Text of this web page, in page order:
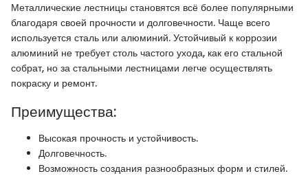
Металлические лестницы становятся всё более популярными
благодаря своей прочности и долговечности. Чаще всего
используется сталь или алюминий. Устойчивый к коррозии
алюминий не требует столь частого ухода, как его стальной
собрат, но за стальными лестницами легче осуществлять
покраску и ремонт.
Преимущества:
Высокая прочность и устойчивость.
Долговечность.
Возможность создания разнообразных форм и стилей.